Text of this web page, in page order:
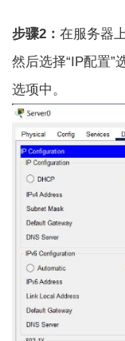
步骤2：在服务器
然后选择“IP配置”
选项中。